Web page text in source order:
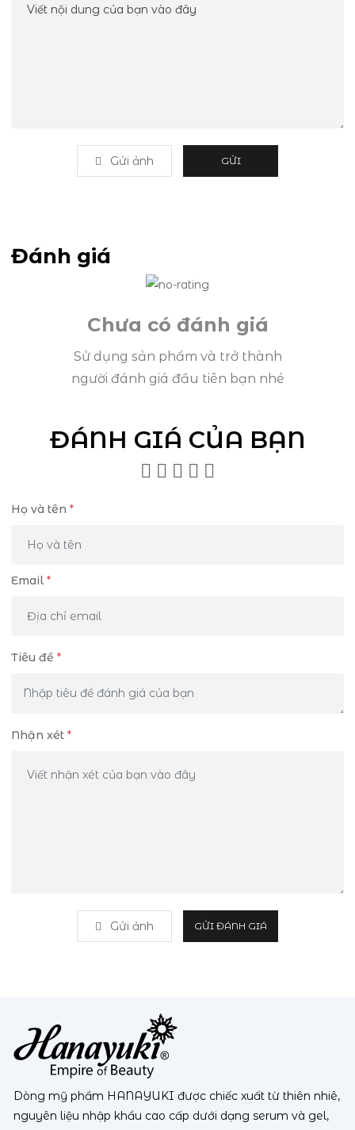
Gửi ảnh GỬI
Đánh giá
Chưa có đánh giá
Sử dụng sản phẩm và trở thành
người đánh giá đầu tiên bạn nhé
ĐÁNH GIÁ CỦA BẠN
Họ và tên *
Email *
Tiêu đề *
Nhận xét *
Gửi ảnh GỬI ĐÁNH GIÁ
Dòng mỹ phẩm HANAYUKI được chiếc xuất từ thiên nhiê,
nguyên liệu nhập khẩu cao cấp dưới dạng serum và gel,